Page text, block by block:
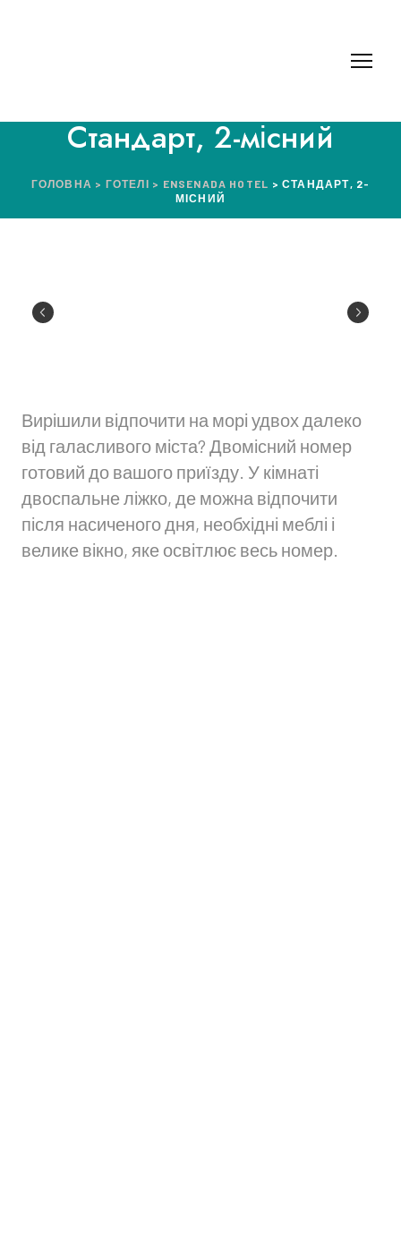
Стандарт, 2-місний
ГОЛОВНА > ГОТЕЛІ > ENSENADA HOTEL > СТАНДАРТ, 2-
МІСНИЙ
Вирішили відпочити на морі удвох далеко
від галасливого міста? Двомісний номер
готовий до вашого приїзду. У кімнаті
двоспальне ліжко, де можна відпочити
після насиченого дня, необхідні меблі і
велике вікно, яке освітлює весь номер.